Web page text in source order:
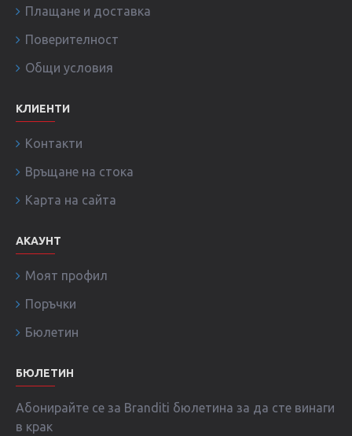
Плащане и доставка
Поверителност
Общи условия
КЛИЕНТИ
Контакти
Връщане на стока
Карта на сайта
АКАУНТ
Моят профил
Поръчки
Бюлетин
БЮЛЕТИН
Абонирайте се за Branditi бюлетина за да сте винаги
в крак